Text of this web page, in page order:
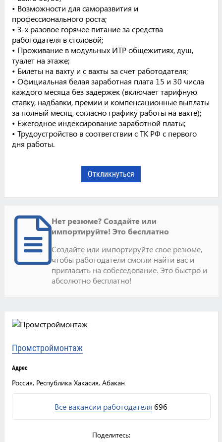
• Возможности для саморазвития и
профессионального роста;
• 3-х разовое горячее питание за средства
работодателя в столовой;
• Проживание в модульных ИТР общежитиях, душ,
туалет на этаже;
• Билеты на вахту и с вахты за счет работодателя;
• Официальная белая заработная плата 15 и 30 числа
каждого месяца без задержек (включает тарифную
ставку, надбавки, премии и компенсационные выплаты
за полный месяц, согласно графику работы на вахте);
• Ежегодное индексирование заработной платы;
• Трудоустройство в соответствии с ТК РФ с первого
дня работы.
Откликнуться
Нет резюме? Создайте или
импортируйте! Это бесплатно
Создайте или импортируйте свое резюме,
чтобы работодатели смогли найти вас и
пригласить на собеседование. Это быстро и
абсолютно бесплатно!
Промстроймонтаж
Адрес
Россия, Республика Хакасия, Абакан
Все вакансии работодателя 696
Поделитесь: